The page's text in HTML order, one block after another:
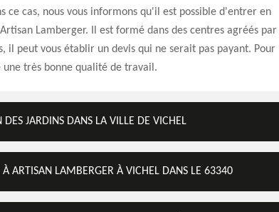
ce cas, nous vous informons qu'il est possible d'entrer en
Lamberger. Il est formé dans des centres agréés par
il peut vous établir un devis qui ne serait pas payant. Pour
une très bonne qualité de travail.
JARDINS DANS LA VILLE DE VICHEL
ARTISAN LAMBERGER À VICHEL DANS LE 63340